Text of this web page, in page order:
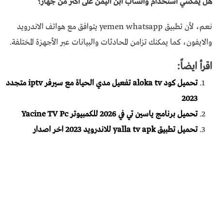
نعم، لأن تطبيق yemen whatsapp يتوافق مع هواتف الاندرويد
والايفون، كما يمكنك تزامن المحادثات والبيانات عبر الأجهزة المختلفة.
اقرأ ايضاً:
تحميل كود aloka tv تفعيل مدي الحياة مع سيرفر iptv متجدد
2023
تحميل برنامج ياسين تي في 2026 للكمبيوتر Yacine TV Pc
تحميل تطبيق yalla tv apk للاندرويد 2023 اخر اصدار